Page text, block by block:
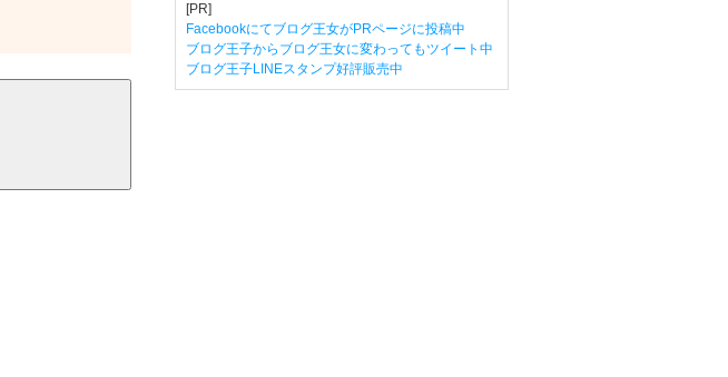
[PR]
Facebookにてブログ王女がPRページに投稿中
ブログ王子からブログ王女に変わってもツイート中
ブログ王子LINEスタンプ好評販売中